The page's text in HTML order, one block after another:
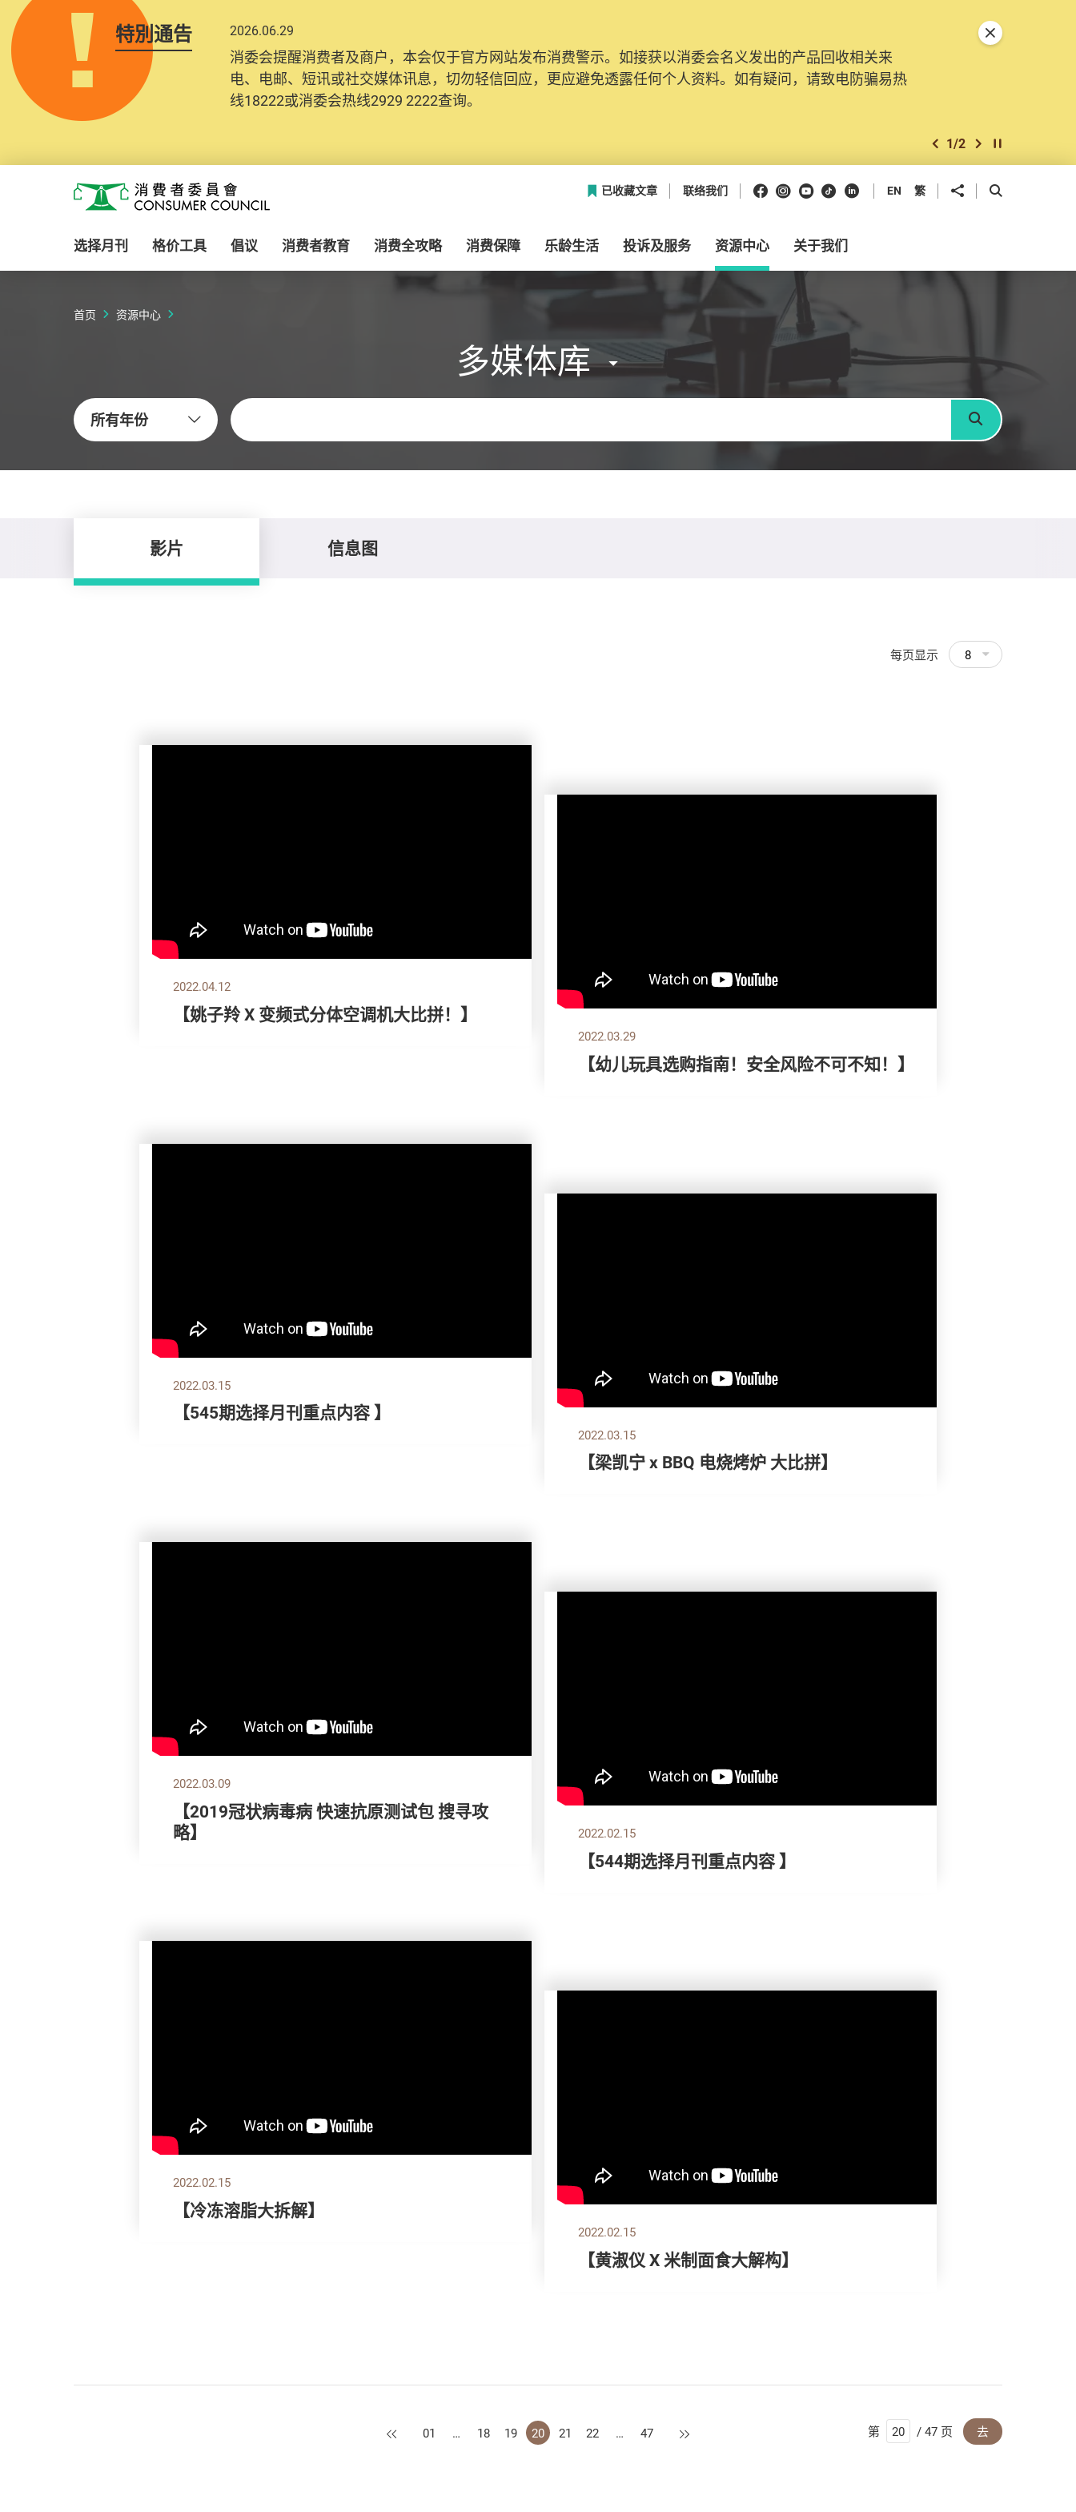
特別通告 2026.06.29
消委会提醒消费者及商户，本会仅于官方网站发布消费警示。如接获以消委会名义发出的产品回收相关来
电、电邮、短讯或社交媒体讯息，切勿轻信回应，更应避免透露任何个人资料。如有疑问，请致电防骗易热
线18222或消委会热线2929 2222查询。
2025.10.31
为提升使用者体验及网络安全，本会的投诉处理系统已经进行升级及推出新功能。由2025年11月10日起，
消费者需要提供基本联络资料（包括姓名、电邮及电话）注册帐户，才可提交投诉、查询及建议。所有提交
纪录将清晰整合于帐户中，方便日后作出跟进。
上一个
2/2 下一个开始/暂停幻灯
关闭特別通告
消费者委员会
已收藏文章 联络我们 Facebook
Instagram
Youtube
抖音领英 EN 繁 分享到 开启搜寻框
选择月刊 格价工具 倡议 消费者教育 消费全攻略 消费保障 乐龄生活 投诉及服务 资源中心 关于我们
首页 资源中心
多媒体库
所有年份
关键字
搜寻
影片 信息图
每页显示 8
2022.04.12
【姚子羚 X 变频式分体空调机大比拼！】
2022.03.29
【幼儿玩具选购指南！安全风险不可不知！】
2022.03.15
【545期选择月刊重点内容 】
2022.03.15
【梁凯宁 x BBQ 电烧烤炉 大比拼】
2022.03.09
【2019冠状病毒病 快速抗原测试包 搜寻攻
略】
2022.02.15
【544期选择月刊重点内容 】
2022.02.15
【冷冻溶脂大拆解】
2022.02.15
【黄淑仪 X 米制面食大解构】
上一页
01 … 18 19 20 21 22 … 47 下一页 第 / 47 页 去